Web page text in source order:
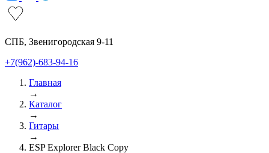
СПБ, Звенигородская 9-11
+7(962)-683-94-16
Главная
→
Каталог
→
Гитары
→
ESP Explorer Black Copy